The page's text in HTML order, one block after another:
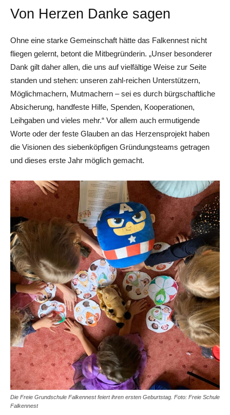
Von Herzen Danke sagen
Ohne eine starke Gemeinschaft hätte das Falkennest nicht
fliegen gelernt, betont die Mitbegründerin. „Unser besonderer
Dank gilt daher allen, die uns auf vielfältige Weise zur Seite
standen und stehen: unseren zahl-reichen Unterstützern,
Möglichmachern, Mutmachern – sei es durch bürgschaftliche
Absicherung, handfeste Hilfe, Spenden, Kooperationen,
Leihgaben und vieles mehr.“ Vor allem auch ermutigende
Worte oder der feste Glauben an das Herzensprojekt haben
die Visionen des siebenköpfigen Gründungsteams getragen
und dieses erste Jahr möglich gemacht.
Die Freie Grundschule Falkennest feiert ihren ersten Geburtstag. Foto: Freie Schule
Falkennest